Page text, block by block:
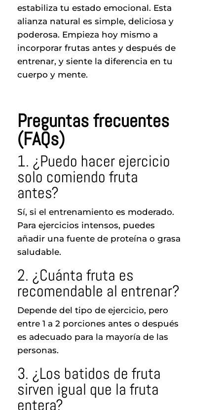
estabiliza tu estado emocional. Esta
alianza natural es simple, deliciosa y
poderosa. Empieza hoy mismo a
incorporar frutas antes y después de
entrenar, y siente la diferencia en tu
cuerpo y mente.
Preguntas frecuentes
(FAQs)
1. ¿Puedo hacer ejercicio
solo comiendo fruta
antes?
Sí, si el entrenamiento es moderado.
Para ejercicios intensos, puedes
añadir una fuente de proteína o grasa
saludable.
2. ¿Cuánta fruta es
recomendable al entrenar?
Depende del tipo de ejercicio, pero
entre 1 a 2 porciones antes o después
es adecuado para la mayoría de las
personas.
3. ¿Los batidos de fruta
sirven igual que la fruta
entera?